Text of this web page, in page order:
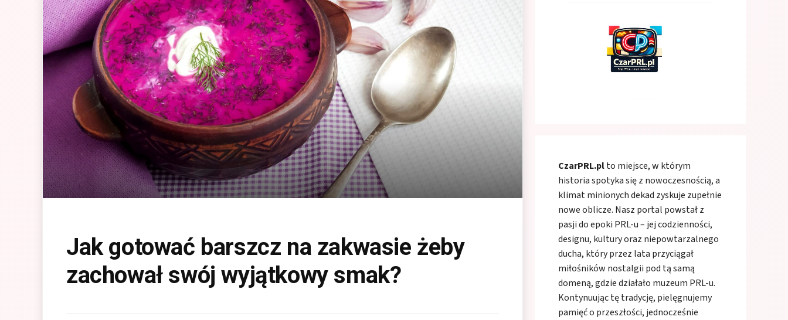
Jak gotować barszcz na zakwasie żeby
zachował swój wyjątkowy smak?
CzarPRL.plto miejsce, w którym
historia spotyka się z nowoczesnością, a
klimat minionych dekad zyskuje zupełnie
nowe oblicze. Nasz portal powstał z
pasji do epoki PRL-u – jej codzienności,
designu, kultury oraz niepowtarzalnego
ducha, który przez lata przyciągał
miłośników nostalgii pod tą samą
domeną, gdzie działało muzeum PRL-u.
Kontynuując tę tradycję, pielęgnujemy
pamięć o przeszłości, jednocześnie